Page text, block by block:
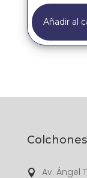
Añadir al
 Av. Ángel